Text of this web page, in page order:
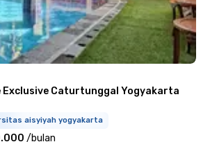
Exclusive Caturtunggal Yogyakarta
aisyiyah yogyakarta
/bulan